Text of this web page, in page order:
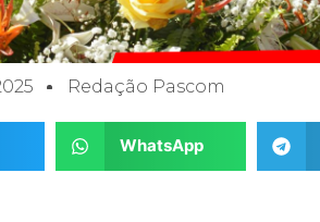
Redação Pascom
WhatsApp